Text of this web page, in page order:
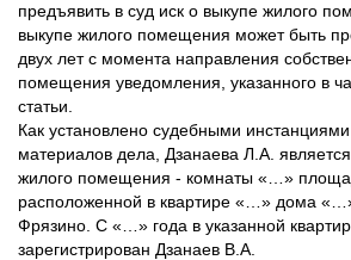
предъявить в суд иск о выкупе жилого
выкупе жилого помещения может быть
двух лет с момента направления
помещения уведомления, указанного в
статьи.
Как установлено судебными
материалов дела, Дзанаева Л.А.
жилого помещения - комнаты «…»
расположенной в квартире «…» дома
Фрязино. С «…» года в указанной
зарегистрирован Дзанаев В.А.